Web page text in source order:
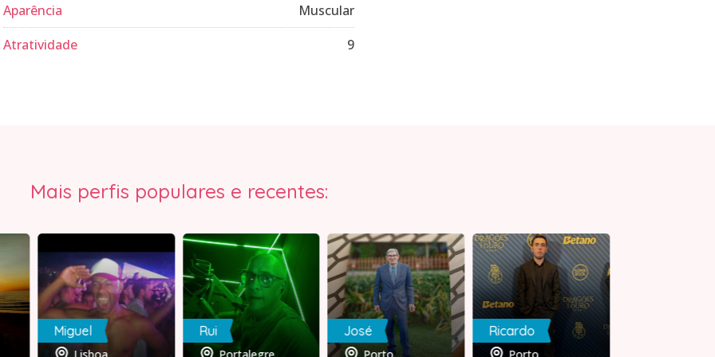
Aparência
Muscular
Atratividade
9
Mais perfis populares e recentes:
Miguel Rui José Ricardo